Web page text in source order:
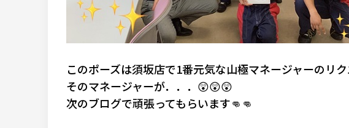
このポーズは須坂店で1番元気な山極マネージャーのリ
そのマネージャーが．．．😲😲😲
次のブログで頑張ってもらいます👊👊